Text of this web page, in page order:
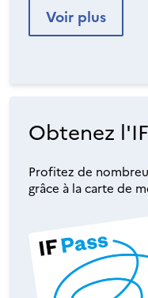
Voir plus
Obtenez
Profitez de
grâce à la carte de